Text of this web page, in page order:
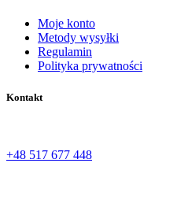
Moje konto
Metody wysyłki
Regulamin
Polityka prywatności
Kontakt
+48 517 677 448‬